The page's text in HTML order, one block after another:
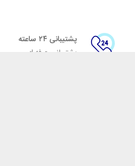
پشتیبانی ۲۴ ساعته
پشتیبانی حرفه ای